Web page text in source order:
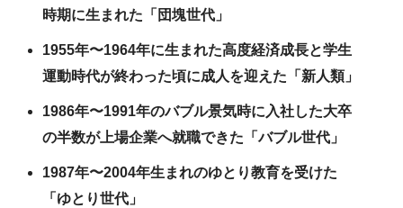
時期に生まれた「団塊世代」
1955年〜1964年に生まれた高度経済成長と学生
運動時代が終わった頃に成人を迎えた「新人類」
1986年〜1991年のバブル景気時に入社した大卒
の半数が上場企業へ就職できた「バブル世代」
1987年〜2004年生まれのゆとり教育を受けた
「ゆとり世代」